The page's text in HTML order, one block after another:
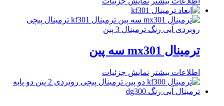
ترمینال mx301 سه پین
اطلاعات بیشتر نمایش جزئیات